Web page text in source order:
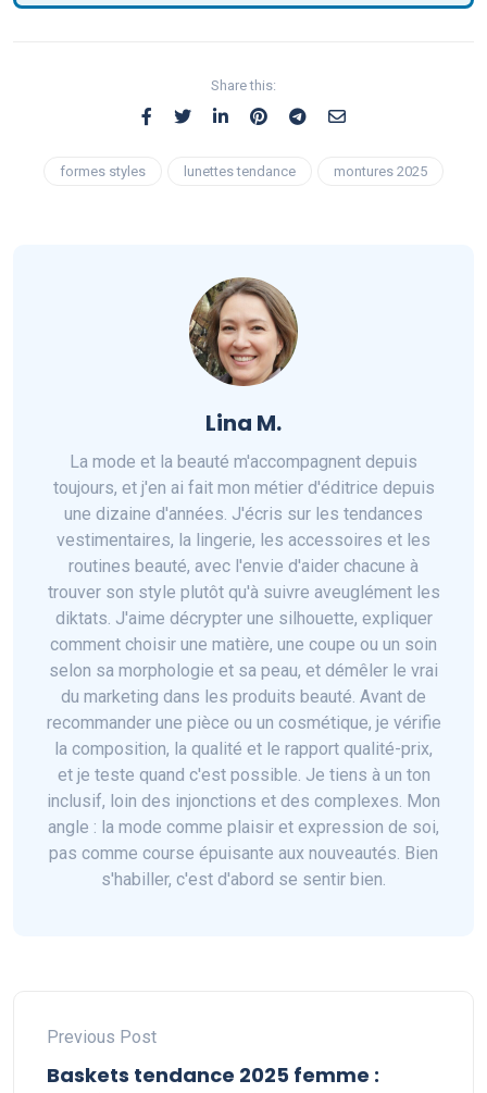
Share this:
formes styles lunettes tendance montures 2025
Lina M.
La mode et la beauté m'accompagnent depuis
toujours, et j'en ai fait mon métier d'éditrice depuis
une dizaine d'années. J'écris sur les tendances
vestimentaires, la lingerie, les accessoires et les
routines beauté, avec l'envie d'aider chacune à
trouver son style plutôt qu'à suivre aveuglément les
diktats. J'aime décrypter une silhouette, expliquer
comment choisir une matière, une coupe ou un soin
selon sa morphologie et sa peau, et démêler le vrai
du marketing dans les produits beauté. Avant de
recommander une pièce ou un cosmétique, je vérifie
la composition, la qualité et le rapport qualité-prix,
et je teste quand c'est possible. Je tiens à un ton
inclusif, loin des injonctions et des complexes. Mon
angle : la mode comme plaisir et expression de soi,
pas comme course épuisante aux nouveautés. Bien
s'habiller, c'est d'abord se sentir bien.
Previous Post
Baskets tendance 2025 femme :